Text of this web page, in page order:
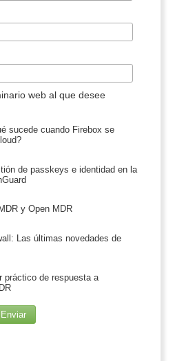
web al que desee
sucede cuando Firebox se
de passkeys e identidad en la
y Open MDR
Las últimas novedades de
práctico de respuesta a
Enviar